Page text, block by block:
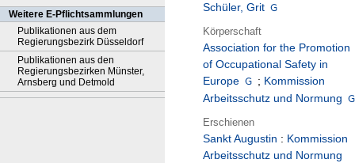
Weitere E-Pflichtsammlungen
Publikationen aus dem
Regierungsbezirk Düsseldorf
Publikationen aus den
Regierungsbezirken Münster,
Arnsberg und Detmold
Schüler, Grit
Körperschaft
Association for the Promotion
of Occupational Safety in
Europe
; Kommission
Arbeitsschutz und Normung
Erschienen
Sankt Augustin : Kommission
Arbeitsschutz und Normung